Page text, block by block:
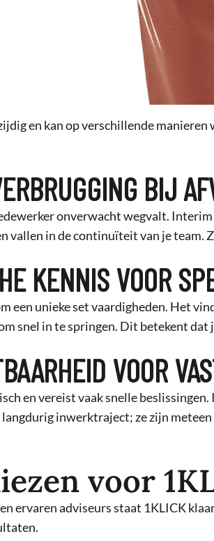
en kan op verschillende
BIJ
onverwacht wegvalt.
vallen in de continuïteit van je
KENNIS VOOR
een unieke set vaardigheden. Het
snel in te springen. Dit betekent
VOOR
en vereist vaak snelle
inwerktraject; ze zijn
voor
ervaren adviseurs staat 1KLICK